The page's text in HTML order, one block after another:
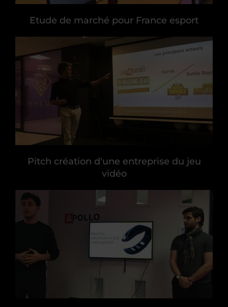
Etude de marché pour France esport
Pitch création d'une entreprise du jeu
vidéo